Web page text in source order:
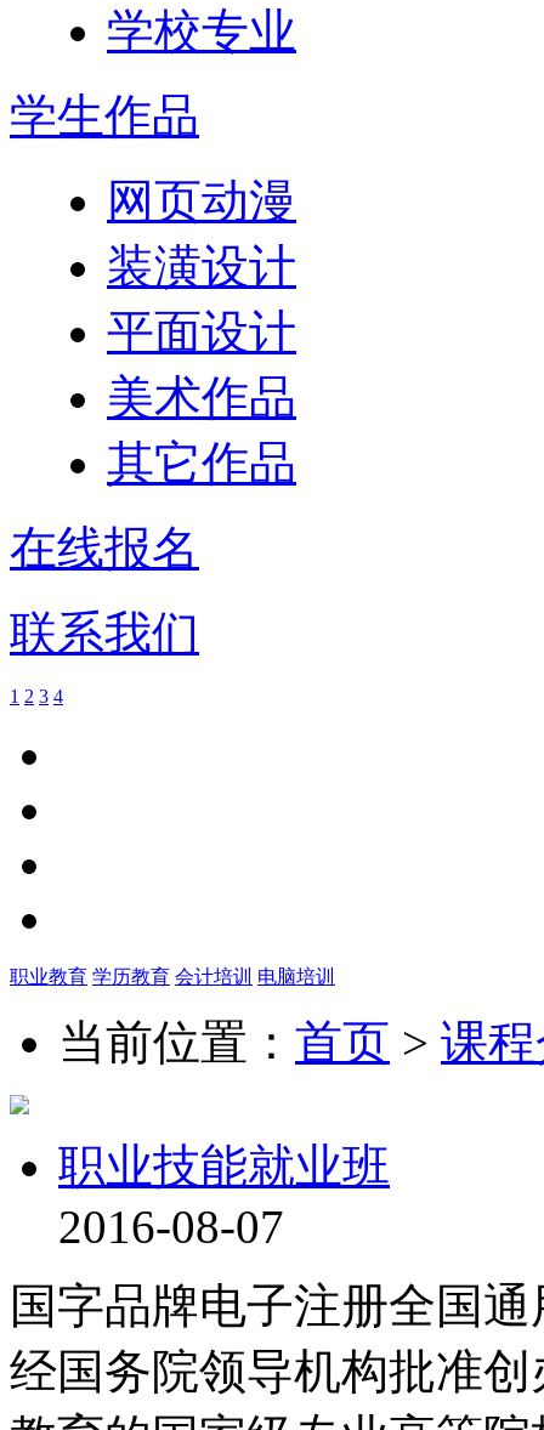
学校专业
学生作品
网页动漫
装潢设计
平面设计
美术作品
其它作品
在线报名
联系我们
1 2 3 4
职业教育 学历教育 会计培训 电脑培训
当前位置： 首页 > 课
职业技能就业班
2016-08-07
国字品牌电子注册全
经国务院领导机构批准